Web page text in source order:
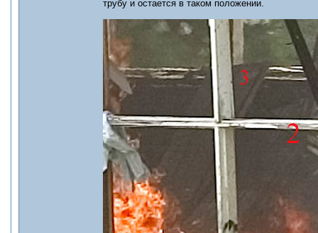
трубу и остается в таком положении.